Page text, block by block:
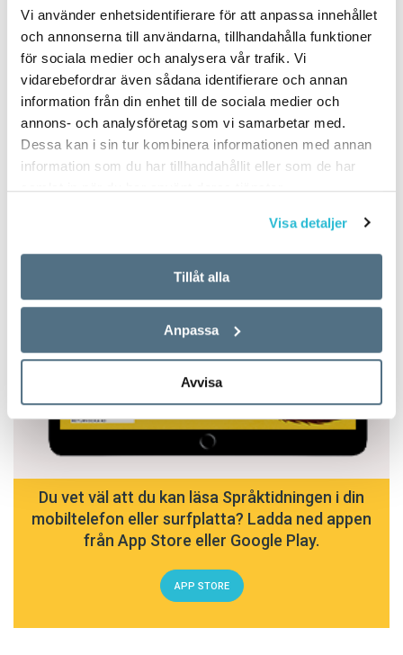
Vi använder enhetsidentifierare för att anpassa innehållet
och annonserna till användarna, tillhandahålla funktioner
för sociala medier och analysera vår trafik. Vi
vidarebefordrar även sådana identifierare och annan
information från din enhet till de sociala medier och
annons- och analysföretag som vi samarbetar med.
Dessa kan i sin tur kombinera informationen med annan
information som du har tillhandahållit eller som de har
samlat in när du har använt deras tjänster.
Visa detaljer
Tillåt alla
Anpassa
Avvisa
Du vet väl att du kan läsa Språktidningen i din
mobiltelefon eller surfplatta? Ladda ned appen
från App Store eller Google Play.
APP STORE